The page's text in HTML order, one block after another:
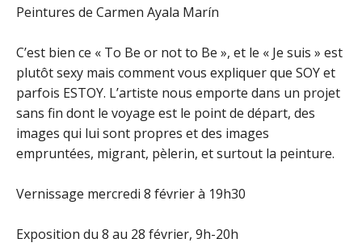
Peintures de Carmen Ayala Marín
C’est bien ce « To Be or not to Be », et le « Je suis » est
plutôt sexy mais comment vous expliquer que SOY et
parfois ESTOY. L’artiste nous emporte dans un projet
sans fin dont le voyage est le point de départ, des
images qui lui sont propres et des images
empruntées, migrant, pèlerin, et surtout la peinture.
Vernissage mercredi 8 février à 19h30
Exposition du 8 au 28 février, 9h-20h